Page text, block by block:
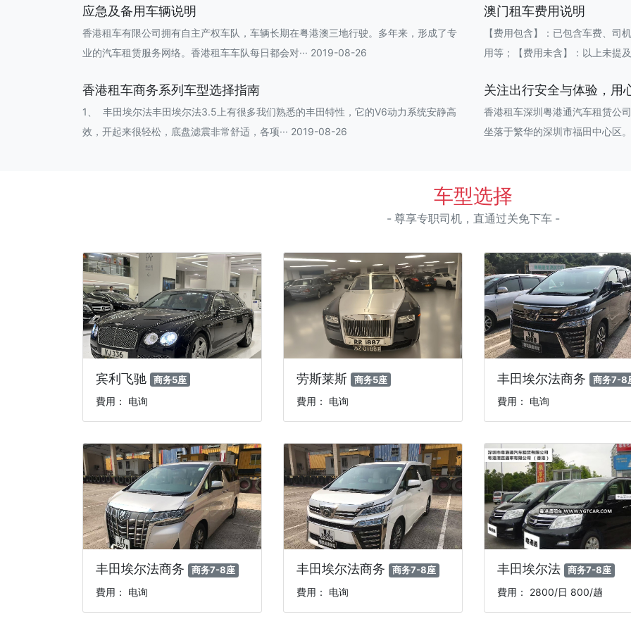
应急及备用车辆说明
香港租车有限公司拥有自主产权车队，车辆长期在粤港澳三地行驶。多年来，形成了专
业的汽车租赁服务网络。香港租车车队每日都会对··· 2019-08-26
澳门租车费用说明
【费用包含】：已包含车费、司
用等；【费用未含】：以上未提
香港租车商务系列车型选择指南
1、 丰田埃尔法丰田埃尔法3.5上有很多我们熟悉的丰田特性，它的V6动力系统安静高
效，开起来很轻松，底盘滤震非常舒适，各项··· 2019-08-26
关注出行安全与体验，用
香港租车深圳粤港通汽车租赁公
坐落于繁华的深圳市福田中心区
车型选择
- 尊享专职司机，直通过关免下车 -
宾利飞驰 商务5座
費用： 电询
劳斯莱斯 商务5座
費用： 电询
丰田埃尔法商务 商务7-8
費用： 电询
丰田埃尔法商务 商务7-8座
費用： 电询
丰田埃尔法商务 商务7-8座
費用： 电询
丰田埃尔法 商务7-8座
費用： 2800/日 800/趟